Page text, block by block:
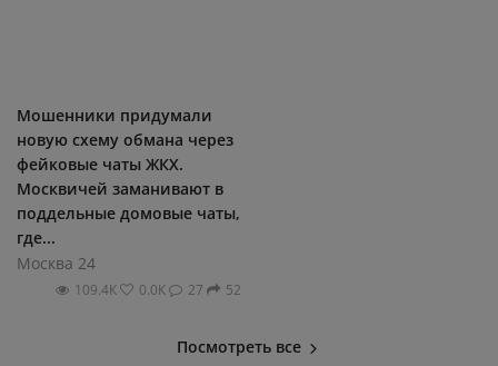
Мошенники придумали
новую схему обмана через
фейковые чаты ЖКХ.
Москвичей заманивают в
поддельные домовые чаты,
где...
Москва 24
109.4К 0.0К 27 52
Посмотреть все